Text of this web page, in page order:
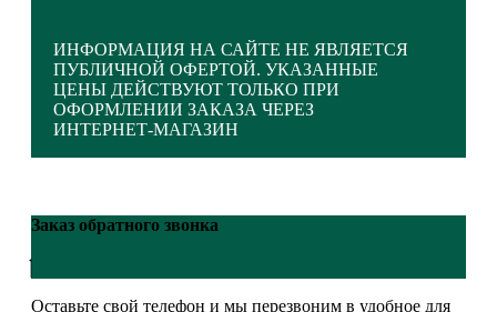
ИНФОРМАЦИЯ НА САЙТЕ НЕ ЯВЛЯЕТСЯ
ПУБЛИЧНОЙ ОФЕРТОЙ. УКАЗАННЫЕ
ЦЕНЫ ДЕЙСТВУЮТ ТОЛЬКО ПРИ
ОФОРМЛЕНИИ ЗАКАЗА ЧЕРЕЗ
ИНТЕРНЕТ-МАГАЗИН
Закрыть меню
Каталог
Заказ обратного звонка
Оставьте свой телефон и мы перезвоним в удобное для